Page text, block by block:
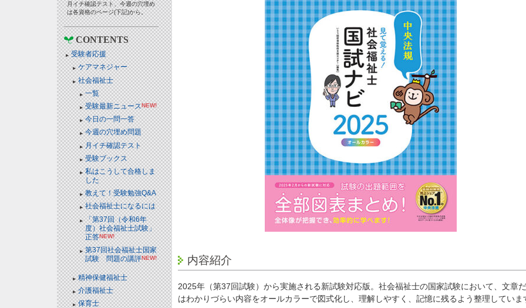
月イチ確認テスト、今週の穴埋め
は各資格のページ(下記)から。
CONTENTS
受験者応援
ケアマネジャー
社会福祉士
一覧
受験最新ニュースNEW!
今日の一問一答
今週の穴埋め問題
月イチ確認テスト
受験ブックス
私はこうして合格しま
した
教えて！受験勉強Q&A
社会福祉士になるには
「第37回（令和6年
度）社会福祉士試験」
正答NEW!
第37回社会福祉士国家
試験 問題の講評NEW!
精神保健福祉士
介護福祉士
保育士
内容紹介
2025年（第37回試験）から実施される新試験対応版。社会福祉士の国家試験において、文章
はわかりづらい内容をオールカラーで図式化し、理解しやすく、記憶に残るよう整理していま